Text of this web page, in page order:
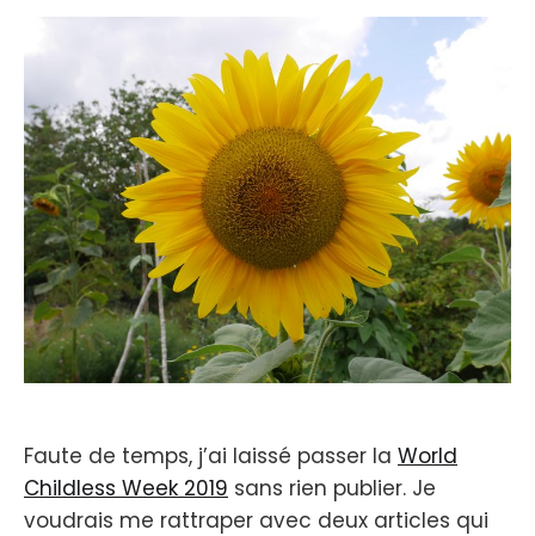
Faute de temps, j’ai laissé passer la World
Childless Week 2019 sans rien publier. Je
voudrais me rattraper avec deux articles qui